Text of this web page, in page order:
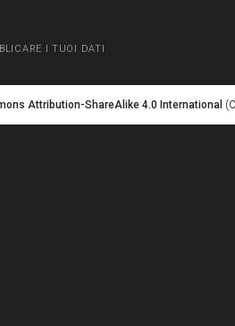
I TUOI DATI
Attribution-ShareAlike 4.0 International